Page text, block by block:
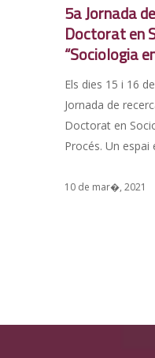
5a Jornada
Doctorat en
“Sociologia
Els dies 15 i 16
Jornada de
Doctorat en
Procés. Un
10 de mar�, 2021